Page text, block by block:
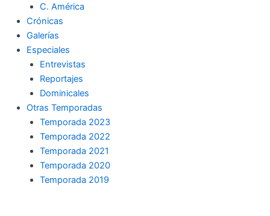
C. América
Crónicas
Galerías
Especiales
Entrevistas
Reportajes
Dominicales
Otras Temporadas
Temporada 2023
Temporada 2022
Temporada 2021
Temporada 2020
Temporada 2019